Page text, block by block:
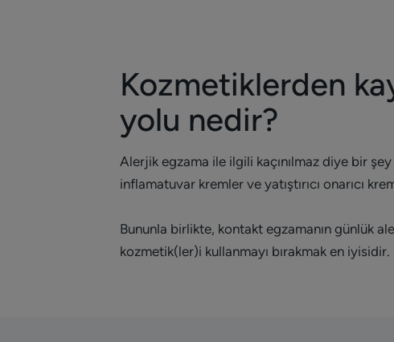
Kozmetiklerden
yolu nedir?
Alerjik egzama ile ilgili kaçınılmaz diye bir
inflamatuvar kremler ve yatıştırıcı onarıcı
Bununla birlikte, kontakt egzamanın günlük
kozmetik(ler)i kullanmayı bırakmak en iyisidir.